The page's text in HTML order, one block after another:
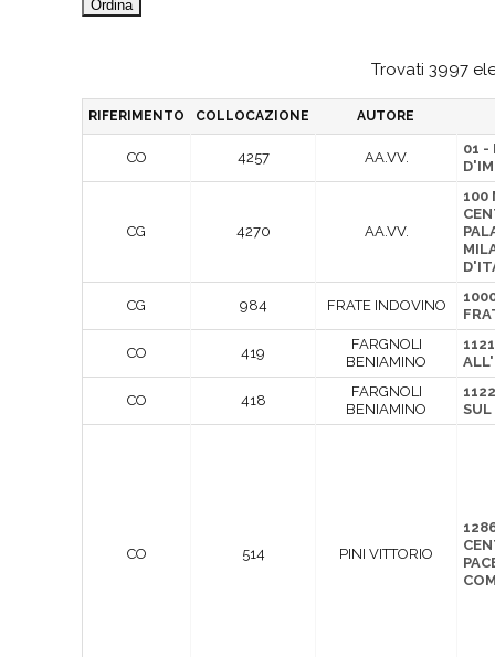
Trovati 3997
RIFERIMENTO COLLOCAZIONE AUTORE
CO 4257 AA.VV.
01 -
CG 4270 AA.VV.
100
CG 984 FRATE INDOVINO
CO 419
FARGNOLI
BENIAMINO
CO 418
FARGNOLI
BENIAMINO
SUL
CO 514 PINI VITTORIO